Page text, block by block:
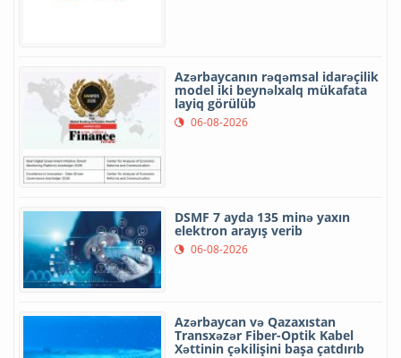
Azərbaycanın rəqəmsal idarəçilik
model iki beynəlxalq mükafata
layiq görülüb
06-08-2026
DSMF 7 ayda 135 minə yaxın
elektron arayış verib
06-08-2026
Azərbaycan və Qazaxıstan
Transxəzər Fiber-Optik Kabel
Xəttinin çəkilişini başa çatdırıb